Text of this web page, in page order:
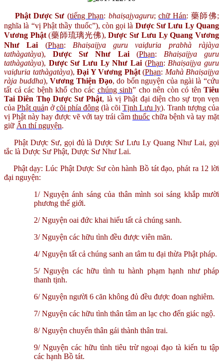
Phật Dược Sư (tiếng Phạn: bhaiṣajyaguru;chữ Hán: 藥師佛;
nghĩa là “vị Phật thầy thuốc”), còn gọi là Dược Sư Lưu Ly Quang
Vương Phật(藥師琉璃光佛),Dược Sư Lưu Ly Quang Vương
Như Lai (Phạn: Bhaiṣaijya guru vaiḍuria prabhà ràjàya
tathàgatàya),Dược Sư Như Lai(Phạn: Bhaiṣaijya guru
tathàgatàya), Dược Sư Lưu Ly Như Lai (Phạn: Bhaiṣaijya guru
vaiḍuria tathàgatàya), Đại Y Vương Phật(Phạn: Mahà Bhaiṣaijya
ràja buddha),Vương Thiện Đạo, do bổn nguyện của ngài là “cứu
tất cả các bệnh khổ cho các chúng sinh” cho nên còn có tên Tiêu
Tai Diên Thọ Dược Sư Phật, là vị Phật đại diện cho sự trọn vẹn
của Phật quản ởcõi phía đông (là cõi Tịnh Lưu ly). Tranh tượng của
vị Phật này hay được vẽ với tay trái cầm thuốc chữa bệnh và tay mặt
giữ Ấn thí nguyện.
Phật Dược Sư, gọi đủ là Dược Sư Lưu Ly Quang Như Lai, gọi
tắc là Dược Sư Phật, Dược Sư Như Lai.
Phật dạy: Lúc Phật Dược Sư còn hành Bồ tát đạo, phát ra 12 lời
đại nguyện:
1/ Nguyện ánh sáng của thân mình soi sáng khắp mười
phương thế giới.
2/ Nguyện oai đức khai hiểu tất cả chúng sanh.
3/ Nguyện các hữu tình đều được viên mãn.
4/ Nguyện tất cả chúng sanh an tâm tu đại thừa Phật pháp.
5/ Nguyện các hữu tình tu hành phạm hạnh như pháp
thanh tịnh.
6/ Nguyện người 6 căn không đủ đều được đoan nghiêm.
7/ Nguyện các hữu tình thân tâm an lạc cho đến giác ngộ.
8/ Nguyện chuyển thân gái thành thân trai.
9/ Nguyện các hữu tình tiêu trừ ngoại đạo tà kiến tu tập
các hạnh Bồ tát.